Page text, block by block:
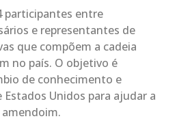
participantes entre
e representantes de
que compõem a cadeia
no país. O objetivo é
de conhecimento e
Unidos para ajudar a